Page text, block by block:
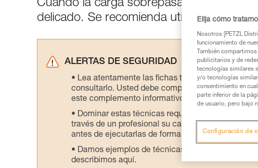
Cuando la carga sobrepasa los 150 kg,
delicado. Se recomienda utilizar técnicas
ALERTAS DE SEGURIDAD
Lea atentamente las fichas técnicas de los
consultarlo. Usted debe comprender la
este complemento informativo.
Dominar estas técnicas requiere una formación
través de un profesional su capacidad para
antes de ejecutarlas de forma autónoma.
Damos ejemplos de técnicas relacionadas con
describimos aquí.
Elija cómo
Nosotros [PETZL
funcionamiento de
También
publicitarios y de
tecnologías similares
y/o tecnologías
consentimiento en
parte inferior de la
de usuario, pero bajo
Configuración de